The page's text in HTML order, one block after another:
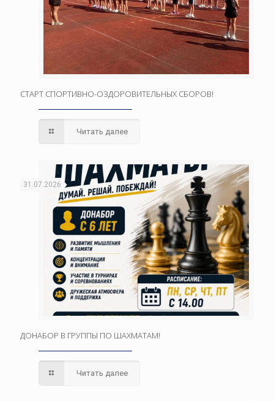
СТАРТ СПОРТИВНО-ОЗДОРОВИТЕЛЬНЫХ СБОРОВ!
Читать далее
31.07.2026
ДОНАБОР В ГРУППЫ ПО ШАХМАТАМ!
Читать далее